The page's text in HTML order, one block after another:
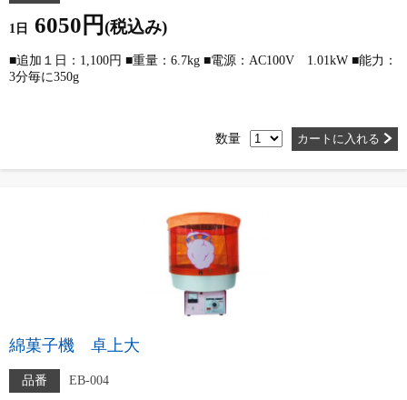
1日 6050円(税込み)
■追加１日：1,100円 ■重量：6.7kg ■電源：AC100V 1.01kW ■能力：
3分毎に350g
数量 カートに入れる
綿菓子機 卓上大
品番 EB-004